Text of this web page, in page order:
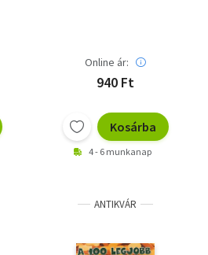
Online ár:
940 Ft
Kosárba
4 - 6 munkanap
ANTIKVÁR